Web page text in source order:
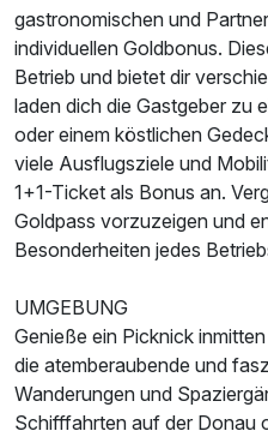
gastronomischen und
individuellen Goldbonus.
Betrieb und bietet dir
laden dich die Gastgeber zu
oder einem köstlichen
viele Ausflugsziele und
1+1-Ticket als Bonus an.
Goldpass vorzuzeigen und
Besonderheiten jedes
UMGEBUNG
Genieße ein Picknick
die atemberaubende und
Wanderungen und
Schifffahrten auf der Donau